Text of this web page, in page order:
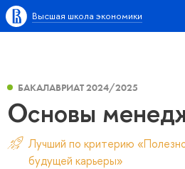
Высшая школа экономики
БАКАЛАВРИАТ 2024/2025
Основы
Лучший по критерию
будущей карьеры»